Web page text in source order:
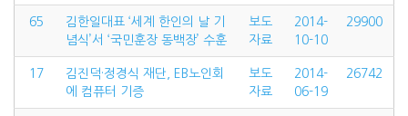
65
김한일대표 ‘세계 한인의 날 기
념식’서 ‘국민훈장 동백장’ 수훈
보도
자료
2014-
10-10
29900
17
김진덕·정경식 재단, EB노인회
에 컴퓨터 기증
보도
자료
2014-
06-19
26742